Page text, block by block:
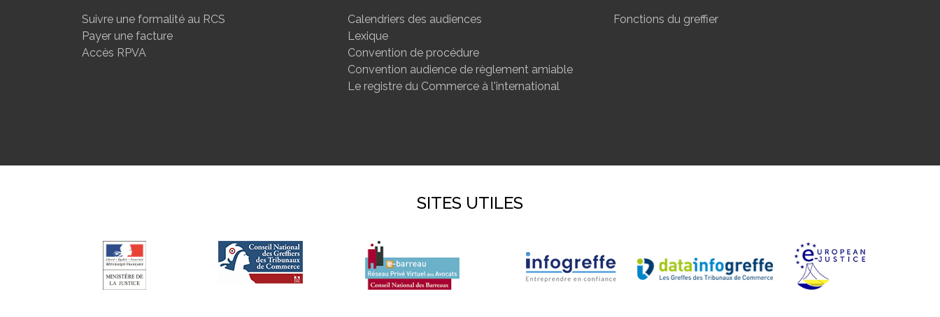
Suivre une formalité au RCS
Payer une facture
Accès RPVA
Calendriers des audiences
Lexique
Convention de procédure
Convention audience de règlement amiable
Le registre du Commerce à l'international
Fonctions du greffier
SITES UTILES